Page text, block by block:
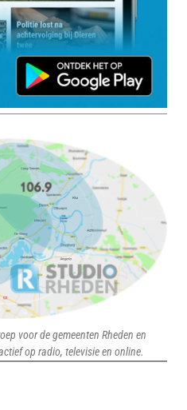
voor de gemeenten Rheden en
op radio, televisie en online.